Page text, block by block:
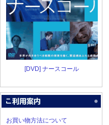
[DVD] ナースコール
お買い物方法について